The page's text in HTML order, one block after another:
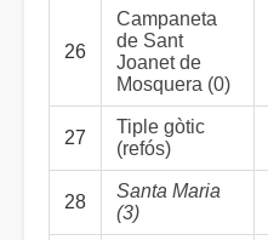
26
Campaneta
de Sant
Joanet de
Mosquera (0)
27
Tiple gòtic
(refós)
28
Santa Maria
(3)